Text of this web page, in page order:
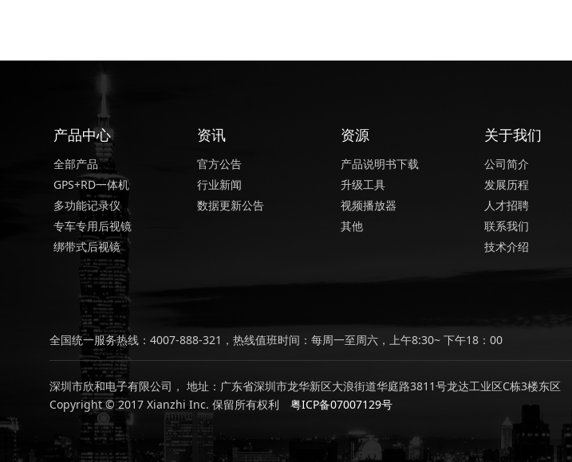
产品中心
全部产品
GPS+RD一体机
多功能记录仪
专车专用后视镜
绑带式后视镜
资讯
官方公告
行业新闻
数据更新公告
资源
产品说明书下载
升级工具
视频播放器
其他
关于我们
公司简介
发展历程
人才招聘
联系我们
技术介绍
全国统一服务热线：4007-888-321，热线值班时间：每周一至周六，上午8:30~ 下午18：00
深圳市欣和电子有限公司， 地址：广东省深圳市龙华新区大浪街道华庭路3811号龙达工业区C栋3楼东区
Copyright © 2017 Xianzhi Inc. 保留所有权利
粤ICP备07007129号